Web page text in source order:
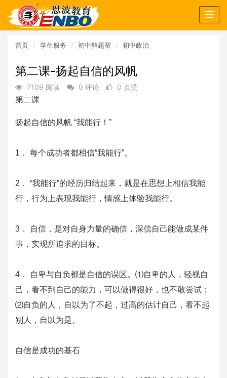
首页 学生服务 初中解题帮 初中政治
第二课-扬起自信的风帆
7109 阅读 0 评论
0 点赞
第二课
扬起自信的风帆 “我能行！”
1． 每个成功者都相信“我能行”。
2． “我能行”的经历归结起来，就是在思想上相信我能
行，行为上表现我能行，情感上体验我能行。
3． 自信，是对自身力量的确信，深信自己能做成某件
事，实现所追求的目标。
4． 自卑与自负都是自信的误区。⑴自卑的人，轻视自
己，看不到自己的能力，可以做得很好，也不敢尝试；
⑵自负的人，自以为了不起，过高的估计自己，看不起
别人，自以为是。
自信是成功的基石